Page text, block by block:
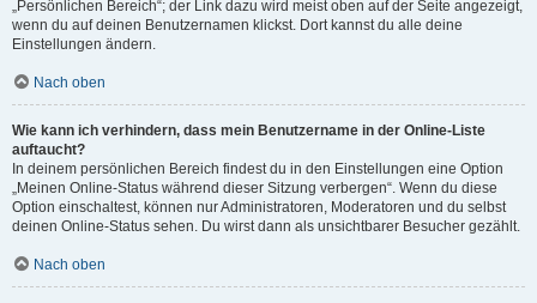
„Persönlichen Bereich“; der Link dazu wird meist oben auf der Seite angezeigt,
wenn du auf deinen Benutzernamen klickst. Dort kannst du alle deine
Einstellungen ändern.
Nach oben
Wie kann ich verhindern, dass mein Benutzername in der Online-Liste
auftaucht?
In deinem persönlichen Bereich findest du in den Einstellungen eine Option
„Meinen Online-Status während dieser Sitzung verbergen“. Wenn du diese
Option einschaltest, können nur Administratoren, Moderatoren und du selbst
deinen Online-Status sehen. Du wirst dann als unsichtbarer Besucher gezählt.
Nach oben